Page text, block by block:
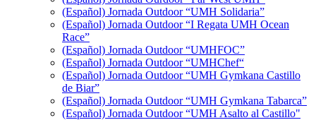
(Español) Jornada Outdoor “UMH Solidaria”
(Español) Jornada Outdoor “I Regata UMH Ocean
Race”
(Español) Jornada Outdoor “UMHFOC”
(Español) Jornada Outdoor “UMHChef“
(Español) Jornada Outdoor “UMH Gymkana Castillo
de Biar”
(Español) Jornada Outdoor “UMH Gymkana Tabarca”
(Español) Jornada Outdoor “UMH Asalto al Castillo"